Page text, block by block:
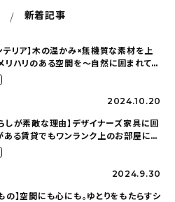
新着記事
テリア】木の温かみ×無機質な素材を上
リハリのある空間を〜自然に囲まれて暮
さん）
2024.10.20
しが素敵な理由】デザイナーズ家具に囲
ある賃貸でもワンランク上のお部屋に〜
暮らしのこと（_____chika708さん）
2024.9.30
の】空間にも心にも。ゆとりをもたらすシ